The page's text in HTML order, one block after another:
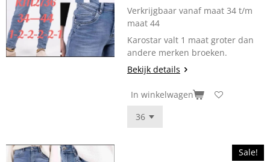
Verkrijgbaar vanaf maat 34 t/m
maat 44
Karostar valt 1 maat groter dan
andere merken broeken.
Bekijk details
In winkelwagen
Sale!